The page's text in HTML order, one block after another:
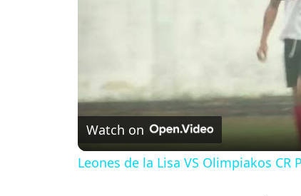
Watch on
Leones de la Lisa VS Olimpiakos CR